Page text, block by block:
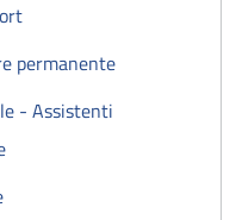
permanente
- Assistenti